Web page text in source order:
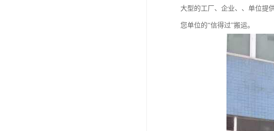
大型的工厂、企业、、单位提
您单位的“信得过”搬运。